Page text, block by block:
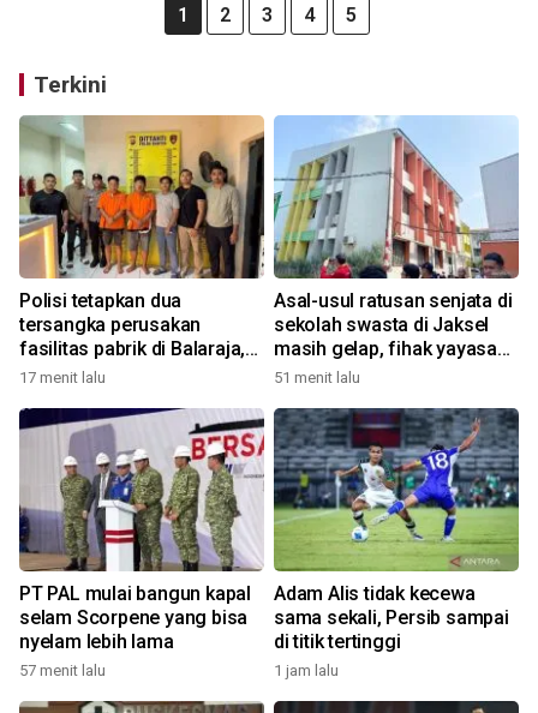
1 2 3 4 5
Terkini
Polisi tetapkan dua
tersangka perusakan
fasilitas pabrik di Balaraja,
motifnya pun terkuak
17 menit lalu
Asal-usul ratusan senjata di
sekolah swasta di Jaksel
masih gelap, fihak yayasan
tak tahu
51 menit lalu
PT PAL mulai bangun kapal
selam Scorpene yang bisa
nyelam lebih lama
57 menit lalu
Adam Alis tidak kecewa
sama sekali, Persib sampai
di titik tertinggi
1 jam lalu